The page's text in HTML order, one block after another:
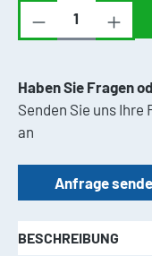
Produkt
Haben Sie Fragen
Senden Sie uns Ihre
an
Anfrage
BESCHREIBUNG